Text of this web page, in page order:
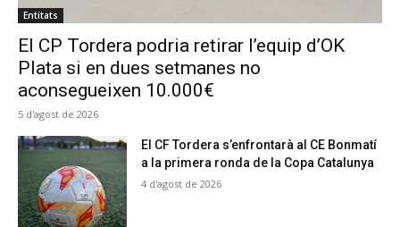
Entitats
El CP Tordera podria retirar l’equip d’OK
Plata si en dues setmanes no
aconsegueixen 10.000€
5 d'agost de 2026
El CF Tordera s’enfrontarà al CE Bonmatí
a la primera ronda de la Copa Catalunya
4 d'agost de 2026